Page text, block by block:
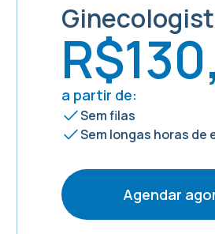
a partir de:
Sem filas
Sem longas horas de
Agendar